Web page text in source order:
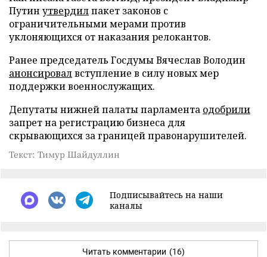
Путин утвердилпакет законов с
ограничительными мерами против
уклоняющихся от наказания релокантов.
Ранее председатель Госдумы Вячеслав Володин
анонсировалвступление в силу новых мер
поддержки военнослужащих.
Депутаты нижней палаты парламента одобрили
запрет на регистрацию бизнеса для
скрывающихся за границей правонарушителей.
Текст: Тимур Шайдуллин
Подписывайтесь на наши
каналы
Читать комментарии (16)